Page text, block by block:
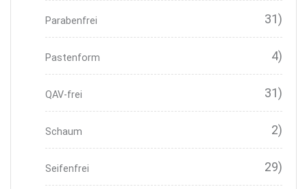
Parabenfrei 31)
Pastenform 4)
QAV-frei 31)
Schaum 2)
Seifenfrei 29)